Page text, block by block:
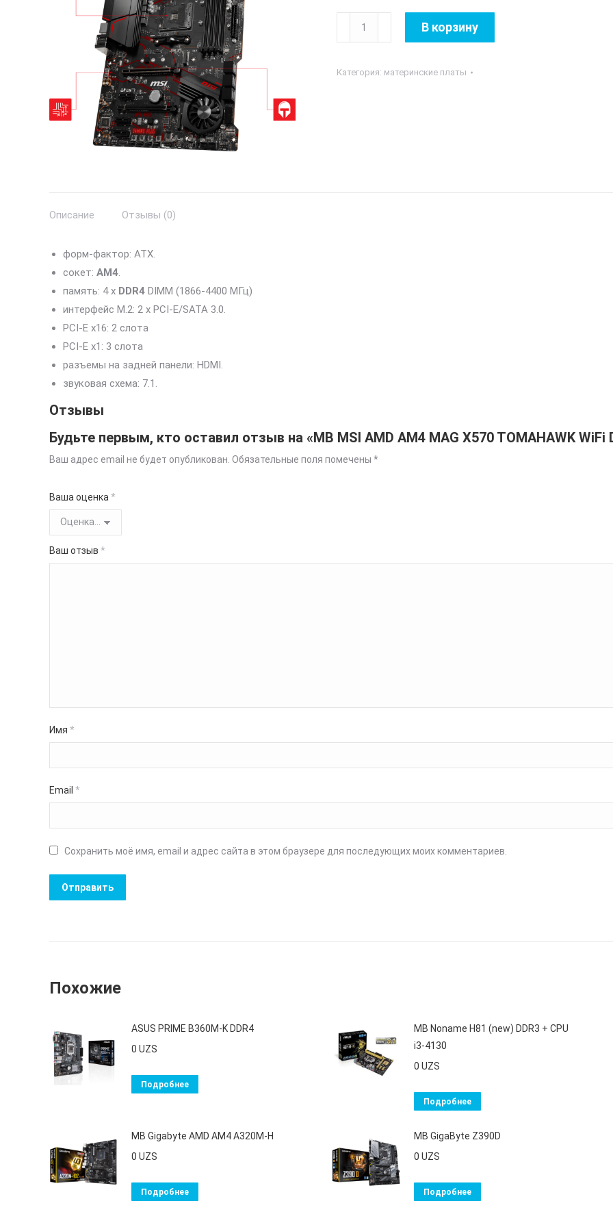
Количество
товара
MSI
В корзину
Категория: материнские платы
Описание Отзывы (0)
форм-фактор: ATX.
сокет: AM4
память: 4 x DDR4 DIMM (1866-4400 МГц)
интерфейс M.2: 2 x PCI-E/SATA 3.0.
PCI-E x16: 2 слота
PCI-E x1: 3 слота
разъемы на задней панели: HDMI.
звуковая схема: 7.1.
Отзывы
Будьте первым, кто оставил отзыв на «MB MSI AMD AM4 MAG X570 TOMAHAWK WiFi
Ваш адрес email не будет опубликован. Обязательные поля помечены *
Ваша оценка *
Ваш отзыв *
Имя *
Email *
Сохранить моё имя, email и адрес сайта в этом браузере для последующих моих комментариев.
Похожие
ASUS PRIME B360M-K DDR4
0 UZS
Подробнее
MB Noname H81 (new) DDR3 + CPU
i3-4130
0 UZS
Подробнее
MB Gigabyte AMD AM4 A320M-H
0 UZS
Подробнее
MB GigaByte Z390D
0 UZS
Подробнее